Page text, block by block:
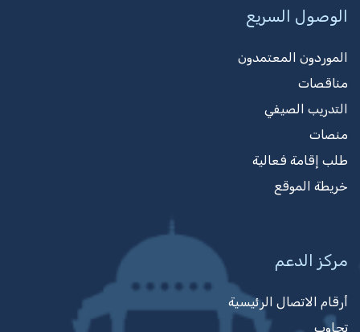
الوصول السريع
الموردون المعتمدون
مناقصات
التدريب الصيفي
منصات
طلب إقامة فعالية
خريطة الموقع
مركز الدعم
أرقام الاتصال الرئيسية
تجاوب